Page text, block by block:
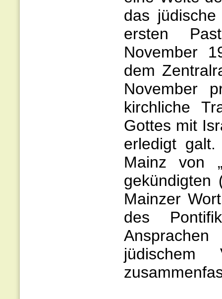
das
ersten
November
dem
November
kirchliche
Gottes mit
erledigt
Mainz von
gekündigten
Mainzer
des
jüdischem